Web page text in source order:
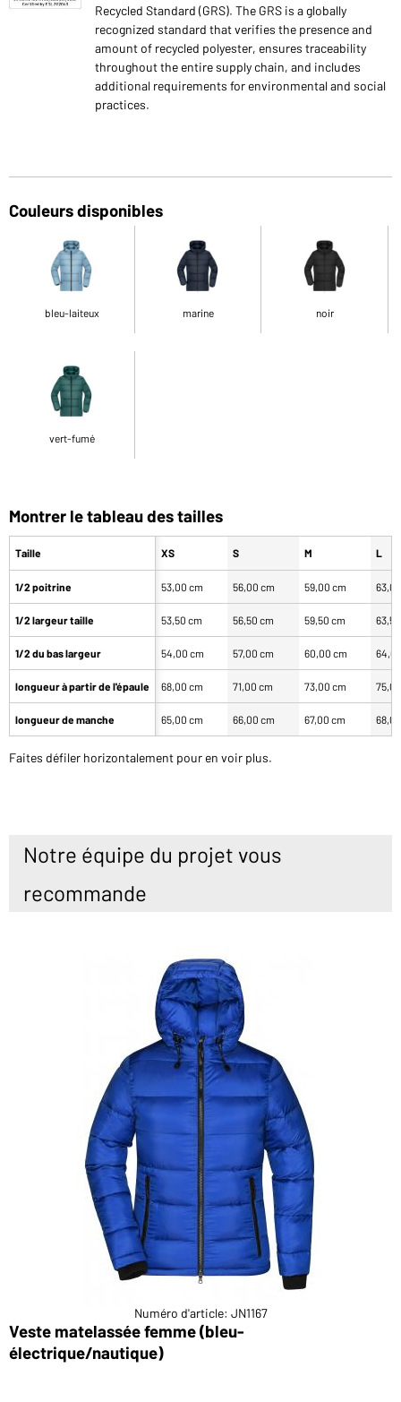
Recycled Standard (GRS). The GRS is a globally
recognized standard that verifies the presence and
amount of recycled polyester, ensures traceability
throughout the entire supply chain, and includes
additional requirements for environmental and social
practices.
Couleurs disponibles
bleu-laiteux marine noir
vert-fumé
Montrer le tableau des tailles
Taille
1/2 poitrine
1/2 largeur taille
1/2 du bas largeur
longueur à partir de l'épaule
longueur de manche
XS S M L
53,00 cm 56,00 cm 59,00 cm
53,50 cm 56,50 cm 59,50 cm
54,00 cm 57,00 cm 60,00 cm
68,00 cm 71,00 cm 73,00 cm
65,00 cm 66,00 cm 67,00 cm
Faites défiler horizontalement pour en voir plus.
Notre équipe du projet vous
recommande
Numéro d'article: JN1167
Veste matelassée femme (bleu-
électrique/nautique)